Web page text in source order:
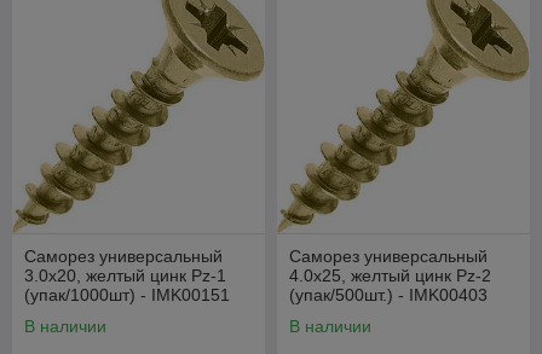
Саморез универсальный
3.0х20, желтый цинк Pz-1
(упак/1000шт) - IMK00151
В наличии
Саморез универсальный
4.0х25, желтый цинк Pz-2
(упак/500шт.) - IMK00403
В наличии